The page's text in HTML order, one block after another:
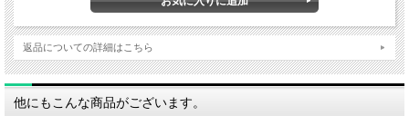
返品についての詳細はこちら
他にもこんな商品がございます。